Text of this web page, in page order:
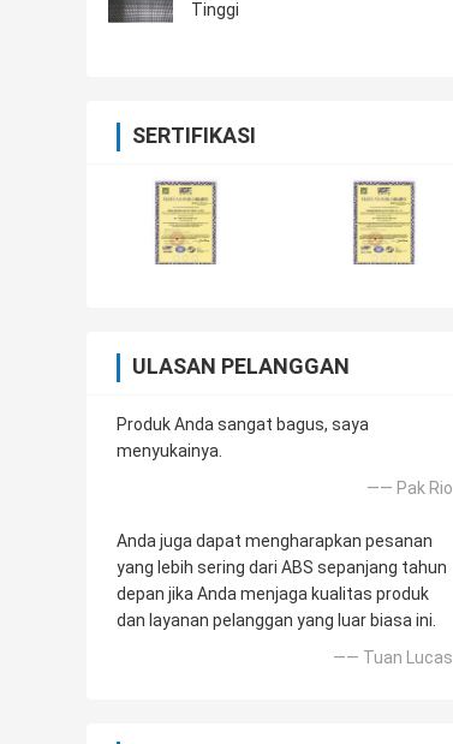
Tinggi
SERTIFIKASI
ULASAN PELANGGAN
Produk Anda sangat bagus, saya
menyukainya.
—— Pak Rio
Anda juga dapat mengharapkan pesanan
yang lebih sering dari ABS sepanjang tahun
depan jika Anda menjaga kualitas produk
dan layanan pelanggan yang luar biasa ini.
—— Tuan Lucas